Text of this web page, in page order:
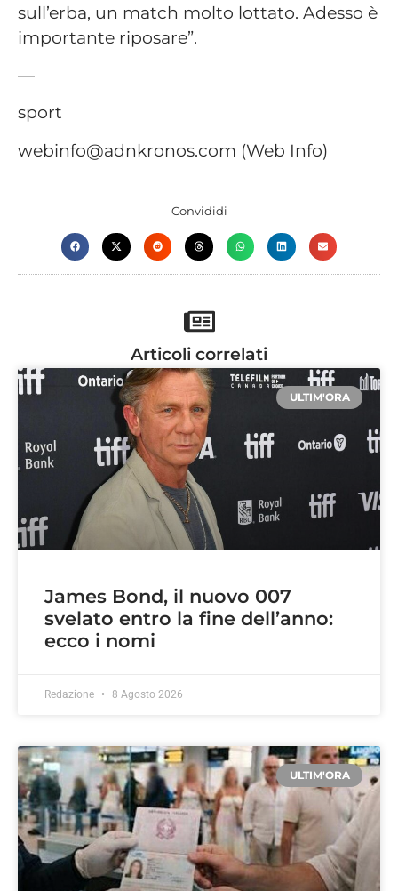
sull’erba, un match molto lottato. Adesso è
importante riposare”.
—
sport
webinfo@adnkronos.com (Web Info)
Convididi
Articoli correlati
ULTIM'ORA
James Bond, il nuovo 007
svelato entro la fine dell’anno:
ecco i nomi
Redazione 8 Agosto 2026
ULTIM'ORA